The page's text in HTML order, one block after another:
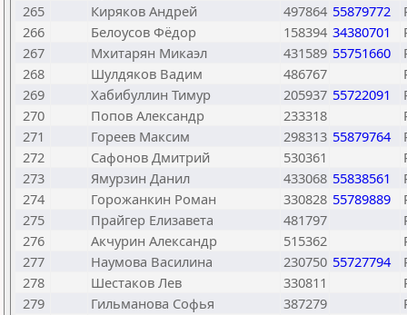
265
Киряков Андрей 497864 55879772
266
Белоусов Фёдор 158394 34380701
267
Мхитарян Микаэл 431589 55751660
268
Шулдяков Вадим 486767
269
Хабибуллин Тимур 205937 55722091
270
Попов Александр 233318
271
Гореев Максим 298313 55879764
272
Сафонов Дмитрий 530361
273
Ямурзин Данил 433068 55838561
274
Горожанкин Роман 330828 55789889
275
Прайгер Елизавета 481797
276
Акчурин Александр 515362
277
Наумова Василина 230750 55727794
278
Шестаков Лев 330811
279
Гильманова Софья 387279